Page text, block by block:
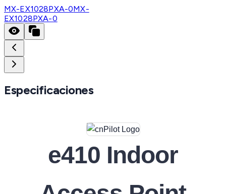
MX-EX1028PXA-0MX-
EX1028PXA-0
Especificaciones
e410 Indoor